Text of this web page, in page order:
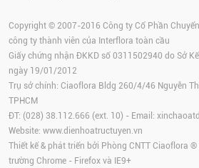
Copyright © 2007-2016 Công ty Cổ Phần
công ty thành viên của Interflora toàn cầu
Giấy chứng nhận ĐKKD số 0311502940 do Sở
ngày 19/01/2012
Trụ sở chính: Ciaoflora Bldg 260/4/46 Nguyễn
TPHCM
ĐT: (028) 38.112.666 (ext. 10) - Email:
Website: www.dienhoatructuyen.vn
Thiết kế & phát triển bởi Phòng CNTT Ciaoflora
trường Chrome - Firefox và IE9+